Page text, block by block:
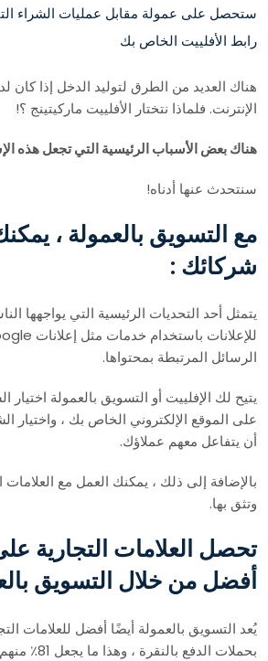
ستحصل على عمولة مقابل عمليات الشراء
رابط الأفلييت الخاص بك
هناك العديد من الطرق لتوليد الدخل إذا
الإنترنت. فلماذا نتختار الأفلييت ماركيتينج ؟!
هناك بعض الأسباب الرئيسية التي تجعل هذه
سنتحدث عنها أدناه!
مع التسويق بالعمولة ،
شركائك :
يتمثل أحد التحديات الرئيسية التي يواجهها
الرسائل المرتبطة بمحتواها.
يتيح لك الإفلييت أو التسويق بالعمولة
على الموقع الإلكتروني الخاص بك ، واختيار
أن يتفاعل معهم عملاؤك.
بالإضافة إلى ذلك ، يمكنك العمل مع العلامات
وتثق بها.
تحصل العلامات التجارية
أفضل من خلال التسويق
يُعد التسويق بالعمولة أيضًا أفضل للعلامات
بحملات الدفع